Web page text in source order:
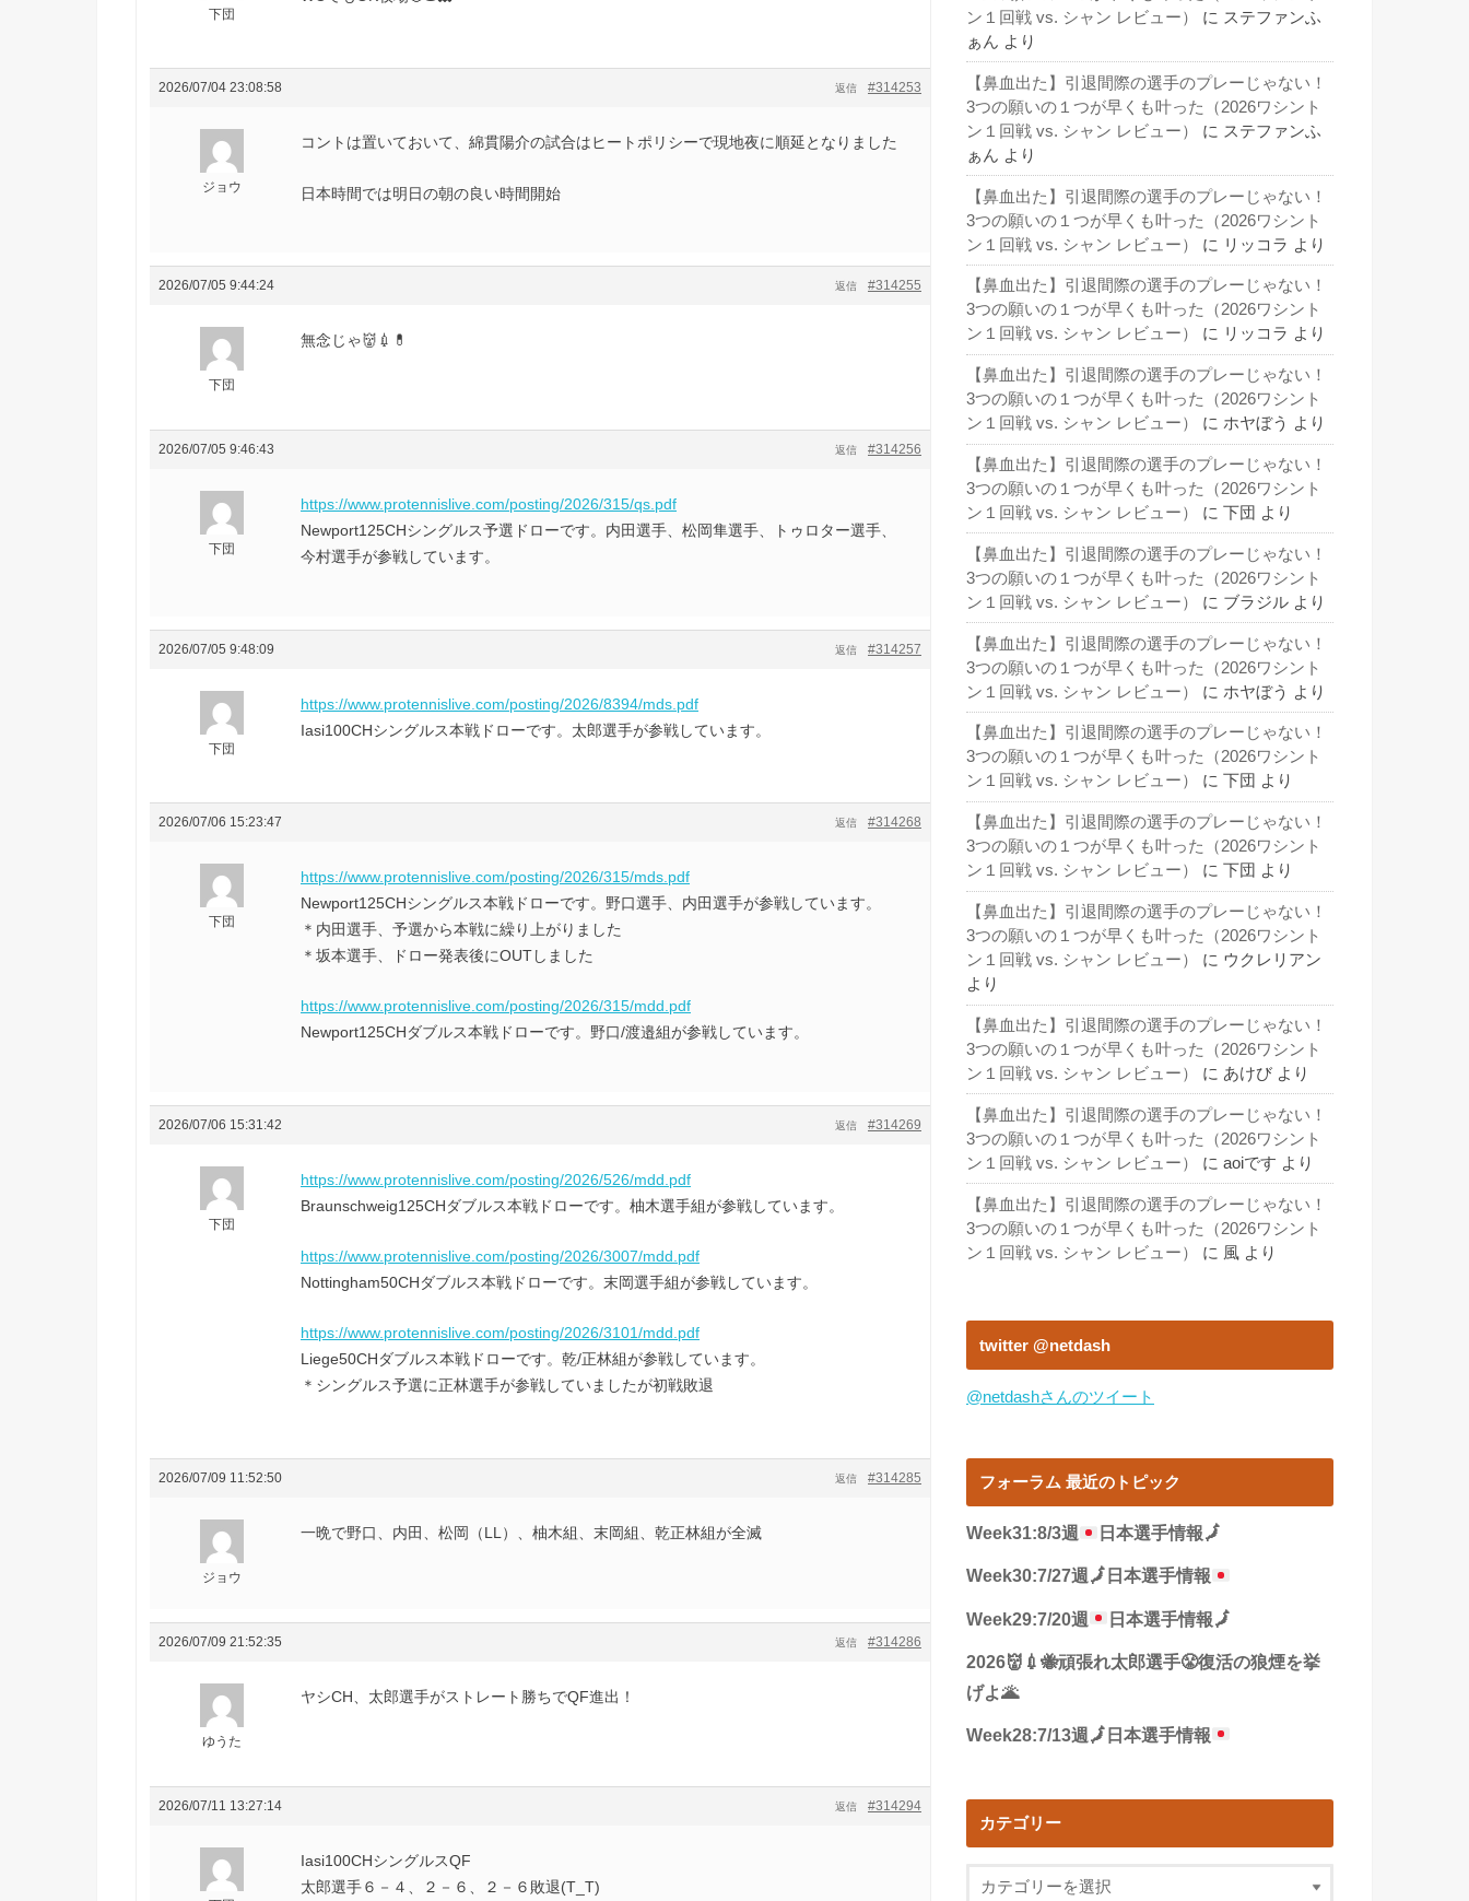
下団
2026/07/04 23:08:58 #314253
返信
ジョウ
コントは置いておいて、綿貫陽介の試合はヒートポリシーで現地夜に順延となりました
日本時間では明日の朝の良い時間開始
2026/07/05 9:44:24 #314255
返信
下団
無念じゃ👹💉💊
2026/07/05 9:46:43 #314256
返信
下団
https://www.protennislive.com/posting/2026/315/qs.pdf
Newport125CHシングルス予選ドローです。内田選手、松岡隼選手、トゥロター選手、
今村選手が参戦しています。
2026/07/05 9:48:09 #314257
返信
下団
https://www.protennislive.com/posting/2026/8394/mds.pdf
Iasi100CHシングルス本戦ドローです。太郎選手が参戦しています。
2026/07/06 15:23:47 #314268
返信
下団
https://www.protennislive.com/posting/2026/315/mds.pdf
Newport125CHシングルス本戦ドローです。野口選手、内田選手が参戦しています。
＊内田選手、予選から本戦に繰り上がりました
＊坂本選手、ドロー発表後にOUTしました
https://www.protennislive.com/posting/2026/315/mdd.pdf
Newport125CHダブルス本戦ドローです。野口/渡邉組が参戦しています。
2026/07/06 15:31:42 #314269
返信
下団
https://www.protennislive.com/posting/2026/526/mdd.pdf
Braunschweig125CHダブルス本戦ドローです。柚木選手組が参戦しています。
https://www.protennislive.com/posting/2026/3007/mdd.pdf
Nottingham50CHダブルス本戦ドローです。末岡選手組が参戦しています。
https://www.protennislive.com/posting/2026/3101/mdd.pdf
Liege50CHダブルス本戦ドローです。乾/正林組が参戦しています。
＊シングルス予選に正林選手が参戦していましたが初戦敗退
2026/07/09 11:52:50 #314285
返信
ジョウ
一晩で野口、内田、松岡（LL）、柚木組、末岡組、乾正林組が全滅
2026/07/09 21:52:35 #314286
返信
ゆうた
ヤシCH、太郎選手がストレート勝ちでQF進出！
2026/07/11 13:27:14 #314294
返信
Iasi100CHシングルスQF
太郎選手６－４、２－６、２－６敗退(T_T)
ン１回戦 vs. シャン レビュー）
に ステファンふ
ぁん より
【鼻血出た】引退間際の選手のプレーじゃない！
3つの願いの１つが早くも叶った（2026ワシント
ン１回戦 vs. シャン レビュー）
に ステファンふ
ぁん より
【鼻血出た】引退間際の選手のプレーじゃない！
3つの願いの１つが早くも叶った（2026ワシント
ン１回戦 vs. シャン レビュー）
に リッコラ より
【鼻血出た】引退間際の選手のプレーじゃない！
3つの願いの１つが早くも叶った（2026ワシント
ン１回戦 vs. シャン レビュー）
に リッコラ より
【鼻血出た】引退間際の選手のプレーじゃない！
3つの願いの１つが早くも叶った（2026ワシント
ン１回戦 vs. シャン レビュー）
に ホヤぼう より
【鼻血出た】引退間際の選手のプレーじゃない！
3つの願いの１つが早くも叶った（2026ワシント
ン１回戦 vs. シャン レビュー）
に 下団 より
【鼻血出た】引退間際の選手のプレーじゃない！
3つの願いの１つが早くも叶った（2026ワシント
ン１回戦 vs. シャン レビュー）
に ブラジル より
【鼻血出た】引退間際の選手のプレーじゃない！
3つの願いの１つが早くも叶った（2026ワシント
ン１回戦 vs. シャン レビュー）
に ホヤぼう より
【鼻血出た】引退間際の選手のプレーじゃない！
3つの願いの１つが早くも叶った（2026ワシント
ン１回戦 vs. シャン レビュー）
に 下団 より
【鼻血出た】引退間際の選手のプレーじゃない！
3つの願いの１つが早くも叶った（2026ワシント
ン１回戦 vs. シャン レビュー）
に 下団 より
【鼻血出た】引退間際の選手のプレーじゃない！
3つの願いの１つが早くも叶った（2026ワシント
ン１回戦 vs. シャン レビュー）
に ウクレリアン
より
【鼻血出た】引退間際の選手のプレーじゃない！
3つの願いの１つが早くも叶った（2026ワシント
ン１回戦 vs. シャン レビュー）
に あけび より
【鼻血出た】引退間際の選手のプレーじゃない！
3つの願いの１つが早くも叶った（2026ワシント
ン１回戦 vs. シャン レビュー）
に aoiです より
【鼻血出た】引退間際の選手のプレーじゃない！
3つの願いの１つが早くも叶った（2026ワシント
ン１回戦 vs. シャン レビュー）
に 風 より
twitter @netdash
@netdashさんのツイート
フォーラム 最近のトピック
Week31:8/3週 日本選手情報🗾
Week30:7/27週🗾 日本選手情報
Week29:7/20週 日本選手情報🗾
2026👹💉🐝頑張れ太郎選手😤復活の狼煙を挙
げよ🌋
Week28:7/13週 🗾 日本選手情報
カテゴリー